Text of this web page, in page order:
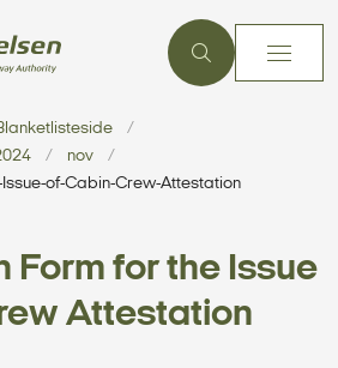
nov
of-Cabin-Crew-Attestation
for the Issue
Attestation